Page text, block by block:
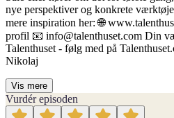
nye perspektiver og konkrete
mere inspiration her: 🌐
profil 📧 info@talenthuset.com Din
Talenthuset - følg med på
Nikolaj
Vis mere
Vurdér episoden